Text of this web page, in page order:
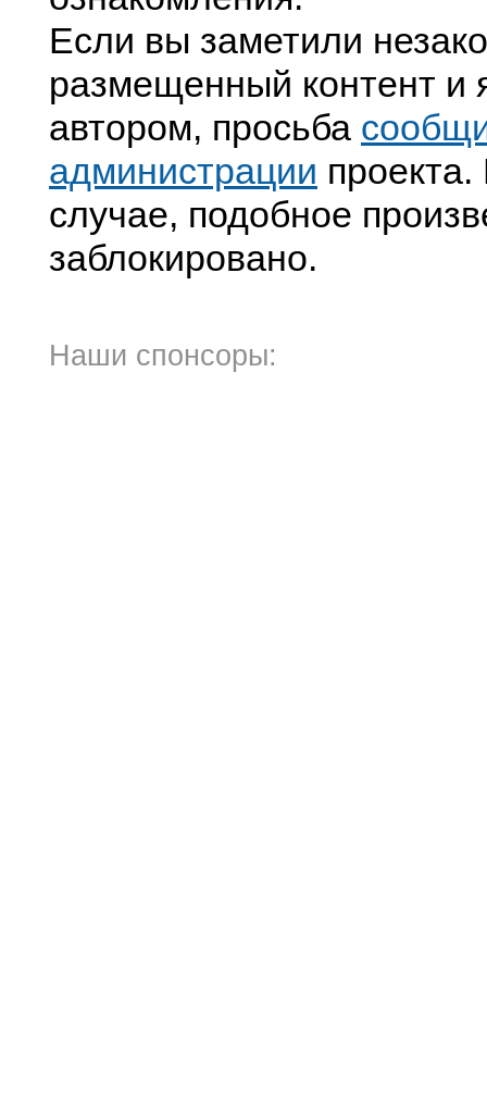
Если вы заметили
размещенный контент и
автором, просьба
администрации
случае, подобное
заблокировано.
Наши спонсоры: